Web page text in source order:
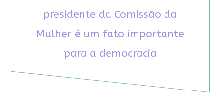
presidente da Comissão da
Mulher é um fato importante
para a democracia